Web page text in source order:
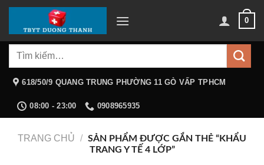
Chuyển
nội
dung
0
Tìm
618/50/9 QUANG TRUNG PHƯỜNG 11 GÒ VẤP TPHCM
08:00 - 23:00 0908965935
TRANG CHỦ / SẢN PHẨM ĐƯỢC GẮN THẺ “KHẨU
TRANG Y TẾ 4 LỚP”